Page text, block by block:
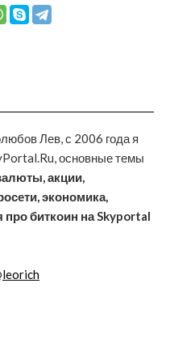
Лев, с 2006 года я
основные темы
акции,
экономика,
биткоин на Skyportal
leorich